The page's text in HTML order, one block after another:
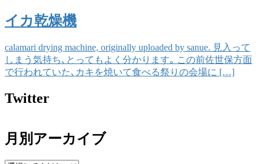
イカ乾燥機
calamari drying machine, originally uploaded by sanue. 見入って
しまう気持ち､とってもよく分かります｡ この前佐世保方面
で行われていた､カキを焼いて食べる祭りの会場に […]
Twitter
月別アーカイブ